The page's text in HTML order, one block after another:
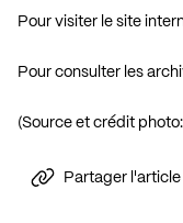
Pour visiter le site
Pour consulter les
(Source et crédit photo:
Partager l'article